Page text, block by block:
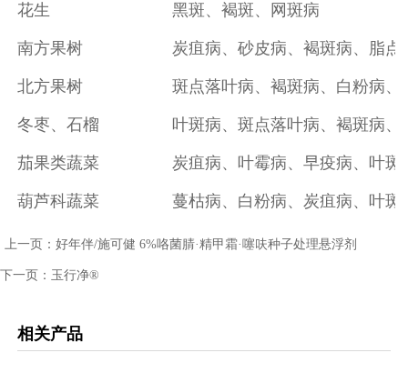
花生 黑斑、褐斑、网斑病
南方果树 炭疽病、砂皮病、褐斑病、脂点
北方果树 斑点落叶病、褐斑病、白粉病
冬枣、石榴 叶斑病、斑点落叶病、褐斑病、
茄果类蔬菜 炭疽病、叶霉病、早疫病、叶斑
葫芦科蔬菜 蔓枯病、白粉病、炭疽病、叶斑
上一页： 好年伴/施可健 6%咯菌腈·精甲霜·噻呋种子处理悬浮剂
下一页： 玉行净®
相关产品